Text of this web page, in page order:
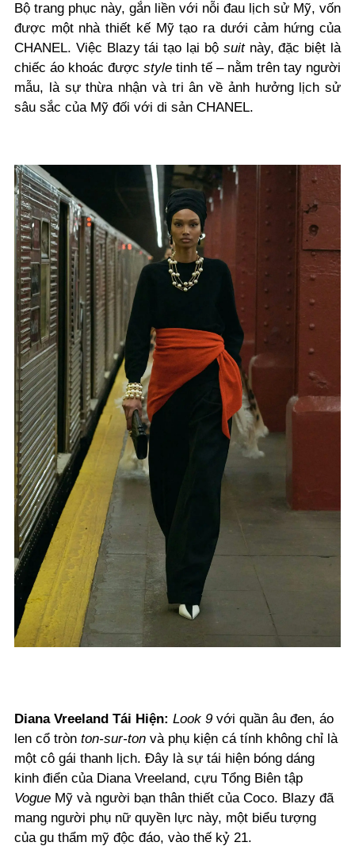
Bộ trang phục này, gắn liền với nỗi đau lịch sử Mỹ, vốn
được một nhà thiết kế Mỹ tạo ra dưới cảm hứng của
CHANEL. Việc Blazy tái tạo lại bộ suitnày, đặc biệt là
chiếc áo khoác được style tinh tế – nằm trên tay người
mẫu, là sự thừa nhận và tri ân về ảnh hưởng lịch sử
sâu sắc của Mỹ đối với di sản CHANEL.
Diana Vreeland Tái Hiện: Look 9 với quần âu đen, áo
len cổ tròn ton-sur-ton và phụ kiện cá tính không chỉ là
một cô gái thanh lịch. Đây là sự tái hiện bóng dáng
kinh điển của Diana Vreeland, cựu Tổng Biên tập
Vogue Mỹ và người bạn thân thiết của Coco. Blazy đã
mang người phụ nữ quyền lực này, một biểu tượng
của gu thẩm mỹ độc đáo, vào thế kỷ 21.